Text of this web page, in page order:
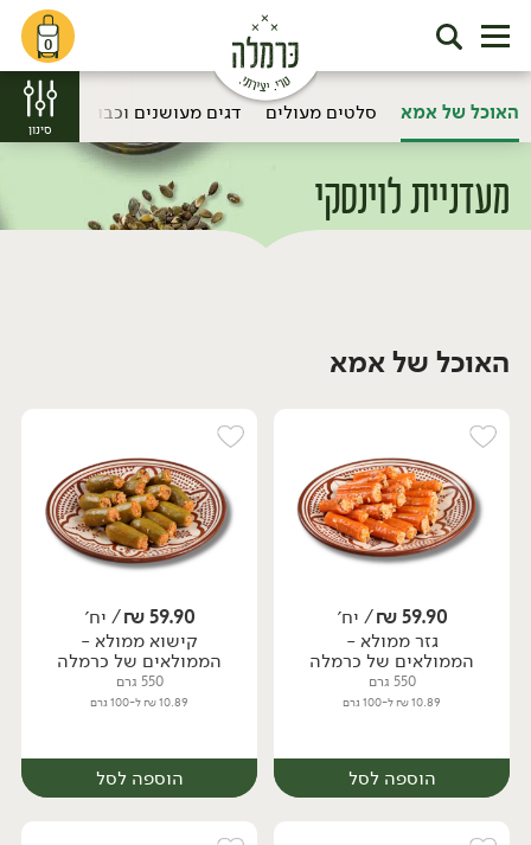
0
מעדניית לוינסקי
האוכל של אמא סלטים מעולים דגים מעושנים וכבושים
סינון
האוכל של אמא
59.90
₪/ יח׳
גזר ממולא -
הממולאים של כרמלה
550 גרם
10.89 ₪ ל-100 גרם
הוספה לסל
59.90
₪/ יח׳
קישוא ממולא -
הממולאים של כרמלה
550 גרם
10.89 ₪ ל-100 גרם
הוספה לסל